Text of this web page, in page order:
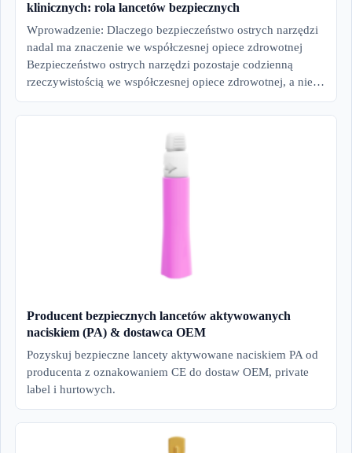
klinicznych: rola lancetów bezpiecznych
Wprowadzenie: Dlaczego bezpieczeństwo ostrych narzędzi
nadal ma znaczenie we współczesnej opiece zdrowotnej
Bezpieczeństwo ostrych narzędzi pozostaje codzienną
rzeczywistością we współczesnej opiece zdrowotnej, a nie…
Producent bezpiecznych lancetów aktywowanych
naciskiem (PA) & dostawca OEM
Pozyskuj bezpieczne lancety aktywowane naciskiem PA od
producenta z oznakowaniem CE do dostaw OEM, private
label i hurtowych.